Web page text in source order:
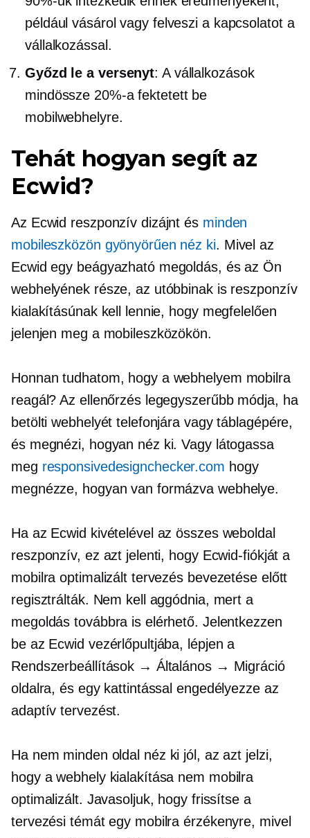
például vásárol vagy felveszi a kapcsolatot a
vállalkozással.
Győzd le a versenyt: A vállalkozások
mindössze 20%-a fektetett be
mobilwebhelyre.
Tehát hogyan segít az
Ecwid?
Az Ecwid reszponzív dizájnt és minden
mobileszközön gyönyörűen néz ki. Mivel az
Ecwid egy beágyazható megoldás, és az Ön
webhelyének része, az utóbbinak is reszponzív
kialakításúnak kell lennie, hogy megfelelően
jelenjen meg a mobileszközökön.
Honnan tudhatom, hogy a webhelyem mobilra
reagál? Az ellenőrzés legegyszerűbb módja, ha
betölti webhelyét telefonjára vagy táblagépére,
és megnézi, hogyan néz ki. Vagy látogassa
meg responsivedesignchecker.com hogy
megnézze, hogyan van formázva webhelye.
Ha az Ecwid kivételével az összes weboldal
reszponzív, ez azt jelenti, hogy Ecwid-fiókját a
mobilra optimalizált tervezés bevezetése előtt
regisztrálták. Nem kell aggódnia, mert a
megoldás továbbra is elérhető. Jelentkezzen
be az Ecwid vezérlőpultjába, lépjen a
Rendszerbeállítások → Általános → Migráció
oldalra, és egy kattintással engedélyezze az
adaptív tervezést.
Ha nem minden oldal néz ki jól, az azt jelzi,
hogy a webhely kialakítása nem mobilra
optimalizált. Javasoljuk, hogy frissítse a
tervezési témát egy mobilra érzékenyre, mivel